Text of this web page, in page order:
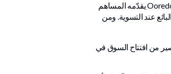
يتكوّن الطرح من طرح ثانوي عالمي في بورصة قطر (ويُشار إليها بـ بورصة قطر ) لعدد 160,480,320 سهمًا قائمًا (يُشار إليها بـ الأسهم ) في Ooredoo يقدّمه المساهم
تبلغ حوالي 2,006,004,000 ريال قطري للمساهم البائع عند التسوية. ومن
من افتتاح السوق في